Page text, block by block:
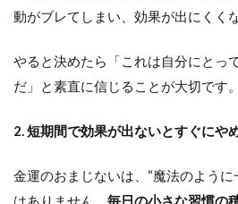
動がブレてしまい、効果が出にくく
やると決めたら「これは自分にとっ
だ」と素直に信じることが大切です。
2. 短期間で効果が出ないとすぐにや
金運のおまじないは、“魔法のよう
はありません。 毎日の小さな習慣の